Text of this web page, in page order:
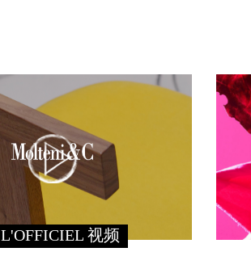
L'OFFICIEL 视频